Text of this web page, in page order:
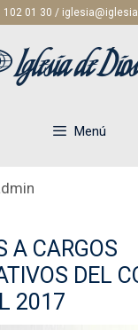
01 30 /
Menú
A CARGOS
DEL
2017